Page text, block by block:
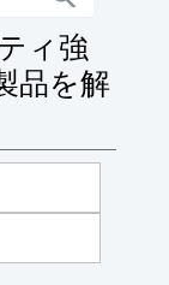
ィ強
品を解